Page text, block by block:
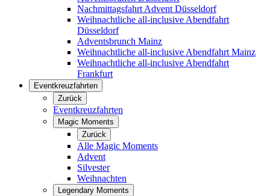
Nachmittagsfahrt Advent Düsseldorf
Weihnachtliche all-inclusive Abendfahrt
Düsseldorf
Adventsbrunch Mainz
Weihnachtliche all-inclusive Abendfahrt Mainz
Weihnachtliche all-inclusive Abendfahrt
Frankfurt
Eventkreuzfahrten
Zurück
Eventkreuzfahrten
Magic Moments
Zurück
Alle Magic Moments
Advent
Silvester
Weihnachten
Legendary Moments